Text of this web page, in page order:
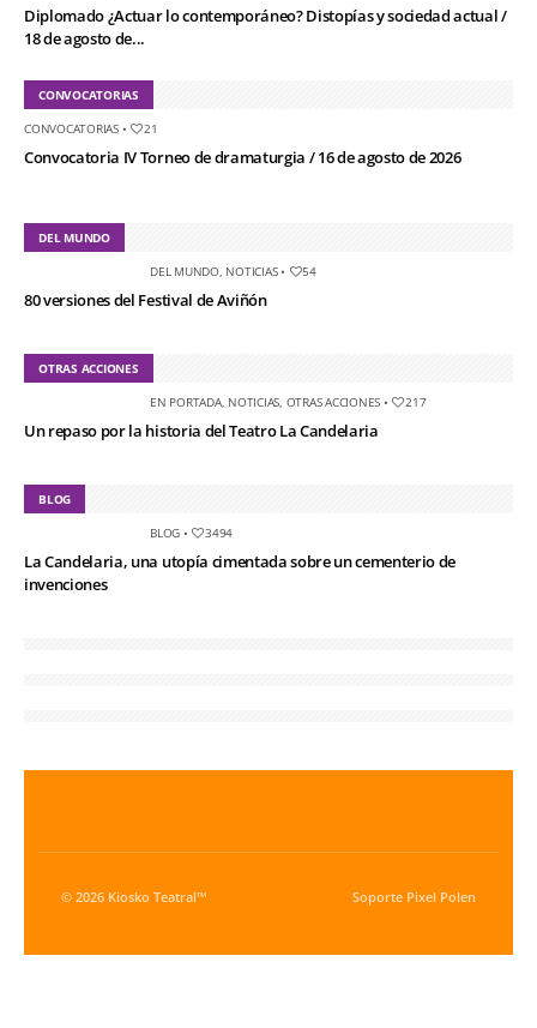
Diplomado ¿Actuar lo contemporáneo? Distopías y sociedad actual /
18 de agosto de...
CONVOCATORIAS
CONVOCATORIAS• 21
Convocatoria IV Torneo de dramaturgia / 16 de agosto de 2026
DEL MUNDO
DEL MUNDO, NOTICIAS• 54
80 versiones del Festival de Aviñón
OTRAS ACCIONES
EN PORTADA, NOTICIAS OTRAS ACCIONES • 217
Un repaso por la historia del Teatro La Candelaria
BLOG
BLOG • 3494
La Candelaria, una utopía cimentada sobre un cementerio de
invenciones
© 2026 Kiosko Teatral™ Soporte Pixel Polen